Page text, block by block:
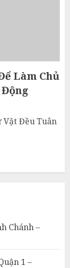
Làm Chủ
Vật Đều Tuân
Chánh –
1 –